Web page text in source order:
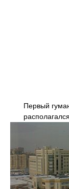
Первый